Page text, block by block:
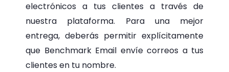
electrónicos a tus clientes a través de
nuestra plataforma. Para una mejor
entrega, deberás permitir explícitamente
que Benchmark Email envíe correos a tus
clientes en tu nombre.